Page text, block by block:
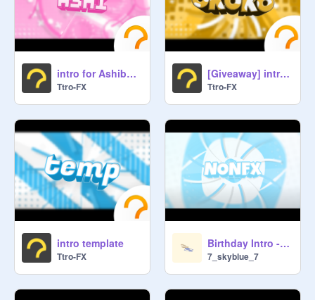
intro for Ashibara_Art
Ttro-FX
[Giveaway] intro for Q_okoko_E
Ttro-FX
intro template
Ttro-FX
Birthday Intro - NonFX
7_skyblue_7